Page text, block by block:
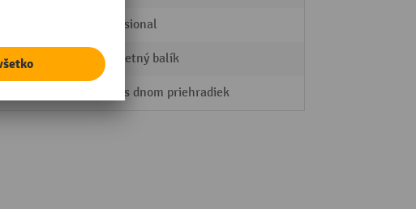
Professional
Kompletný balík
Regál s dnom priehradiek